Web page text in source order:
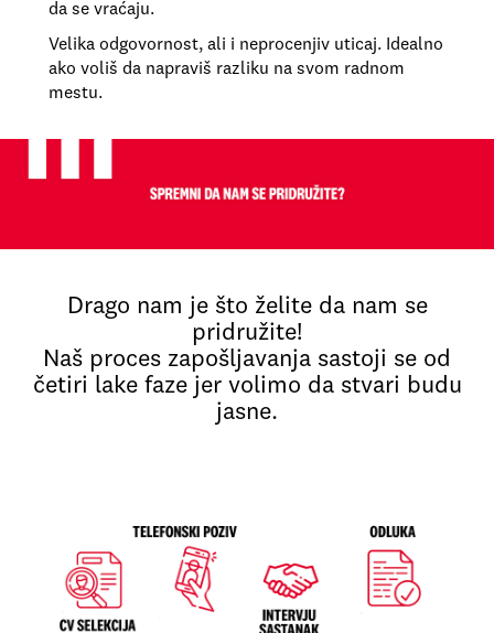
da se vraćaju.
Velika odgovornost, ali i neprocenjiv uticaj. Idealno
ako voliš da napraviš razliku na svom radnom
mestu.
Drago nam je što želite da nam se
pridružite!
Naš proces zapošljavanja sastoji se od
četiri lake faze jer volimo da stvari budu
jasne.